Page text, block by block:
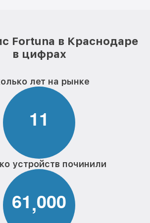
Fortuna в Краснодаре
в цифрах
лет на рынке
11
устройств починили
61,000